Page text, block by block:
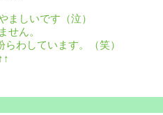
ましいです（泣）
せん。
わしています。（笑）